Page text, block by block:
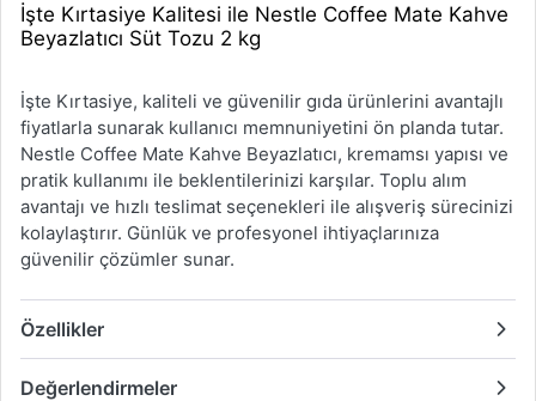
İşte Kırtasiye Kalitesi ile Nestle Coffee Mate Kahve
Beyazlatıcı Süt Tozu 2 kg
İşte Kırtasiye, kaliteli ve güvenilir gıda ürünlerini avantajlı
fiyatlarla sunarak kullanıcı memnuniyetini ön planda tutar.
Nestle Coffee Mate Kahve Beyazlatıcı, kremamsı yapısı ve
pratik kullanımı ile beklentilerinizi karşılar. Toplu alım
avantajı ve hızlı teslimat seçenekleri ile alışveriş sürecinizi
kolaylaştırır. Günlük ve profesyonel ihtiyaçlarınıza
güvenilir çözümler sunar.
Özellikler
Değerlendirmeler